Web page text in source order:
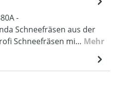
-
Schneefräsen aus der
Schneefräsen mi… Mehr